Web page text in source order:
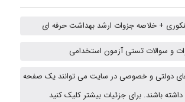
vali
و سوالات تستی آزمون استخدامی
دولتی و خصوصی در سایت می توانند یک صفحه
باشند. برای جزئیات بیشتر کلیک کنید